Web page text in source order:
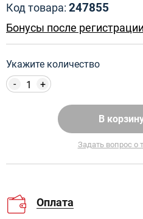
Код товара: 247855
Бонусы после регистрации
Укажите количество
+
-
В
Задать вопрос о
Оплата